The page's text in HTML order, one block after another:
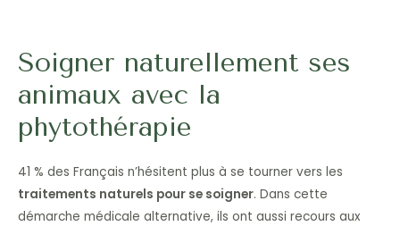
Soigner naturellement ses
animaux avec la
phytothérapie
41 % des Français n’hésitent plus à se tourner vers les
traitements naturels pour se soigner. Dans cette
démarche médicale alternative, ils ont aussi recours aux